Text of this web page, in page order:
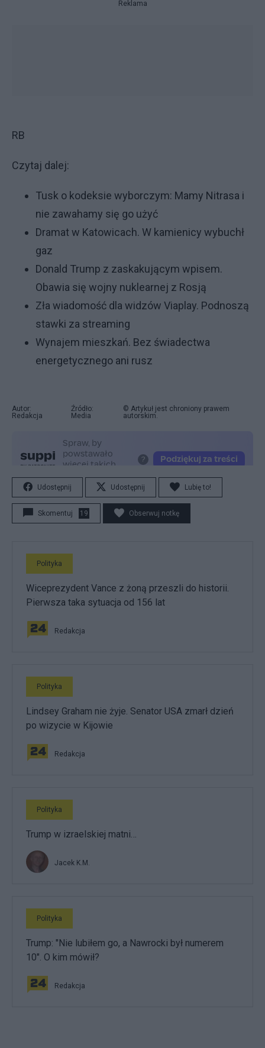
Reklama
RB
Czytaj dalej:
Tusk o kodeksie wyborczym: Mamy Nitrasa i
nie zawahamy się go użyć
Dramat w Katowicach. W kamienicy wybuchł
gaz
Donald Trump z zaskakującym wpisem.
Obawia się wojny nuklearnej z Rosją
Zła wiadomość dla widzów Viaplay. Podnoszą
stawki za streaming
Wynajem mieszkań. Bez świadectwa
energetycznego ani rusz
Autor:
Redakcja
Źródło:
Media
© Artykuł jest chroniony prawem
autorskim.
Udostępnij Udostępnij Lubię to!
Skomentuj 19 Obserwuj notkę
Polityka
Wiceprezydent Vance z żoną przeszli do historii.
Pierwsza taka sytuacja od 156 lat
Redakcja
Polityka
Lindsey Graham nie żyje. Senator USA zmarł dzień
po wizycie w Kijowie
Redakcja
Polityka
Trump w izraelskiej matni…
Jacek K.M.
Polityka
Trump: "Nie lubiłem go, a Nawrocki był numerem
10". O kim mówił?
Redakcja